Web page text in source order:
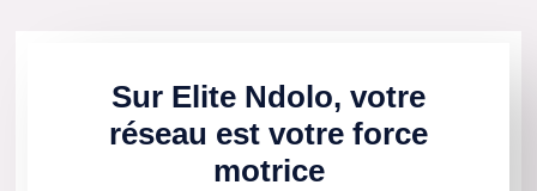
Sur Elite Ndolo, votre
réseau est votre force
motrice